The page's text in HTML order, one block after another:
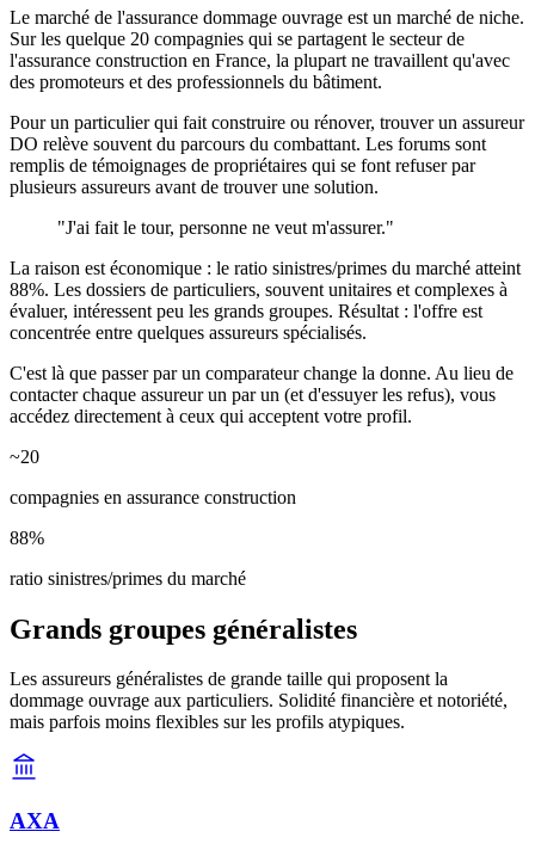
Le marché de l'assurance dommage ouvrage est un marché de niche.
Sur les quelque 20 compagnies qui se partagent le secteur de
l'assurance construction en France, la plupart ne travaillent qu'avec
des promoteurs et des professionnels du bâtiment.
Pour un particulier qui fait construire ou rénover, trouver un assureur
DO relève souvent du parcours du combattant. Les forums sont
remplis de témoignages de propriétaires qui se font refuser par
plusieurs assureurs avant de trouver une solution.
"J'ai fait le tour, personne ne veut m'assurer."
La raison est économique : le ratio sinistres/primes du marché atteint
88%. Les dossiers de particuliers, souvent unitaires et complexes à
évaluer, intéressent peu les grands groupes. Résultat : l'offre est
concentrée entre quelques assureurs spécialisés.
C'est là que passer par un comparateur change la donne. Au lieu de
contacter chaque assureur un par un (et d'essuyer les refus), vous
accédez directement à ceux qui acceptent votre profil.
~20
compagnies en assurance construction
88%
ratio sinistres/primes du marché
Grands groupes généralistes
Les assureurs généralistes de grande taille qui proposent la
dommage ouvrage aux particuliers. Solidité financière et notoriété,
mais parfois moins flexibles sur les profils atypiques.
AXA